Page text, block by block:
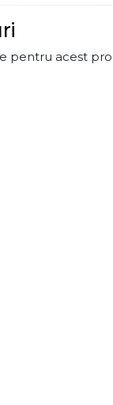
pentru acest